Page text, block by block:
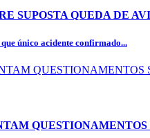
SUPOSTA QUEDA DE
único acidente confirmado...